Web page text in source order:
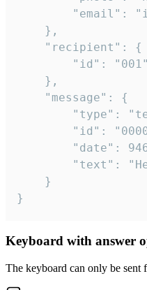
}
Keyboard with answer
The keyboard can only be sent